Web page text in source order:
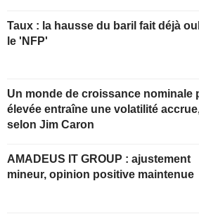
Taux : la hausse du baril fait déjà
le 'NFP'
Un monde de croissance nominale
élevée entraîne une volatilité
selon Jim Caron
AMADEUS IT GROUP : ajustement
mineur, opinion positive maintenue